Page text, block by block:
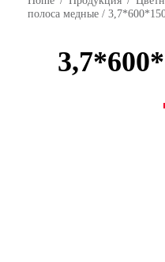
полоса медные /